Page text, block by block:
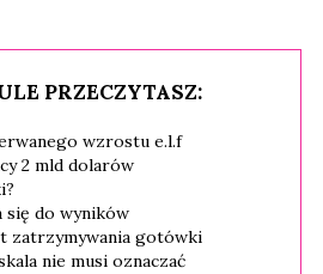
PRZECZYTASZ:
wzrostu e.l.f
2 mld dolarów
się do wyników
zatrzymywania gotówki
nie musi oznaczać